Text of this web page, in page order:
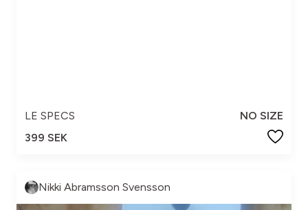
LE SPECS
NO SIZE
399 SEK
Nikki Abramsson Svensson